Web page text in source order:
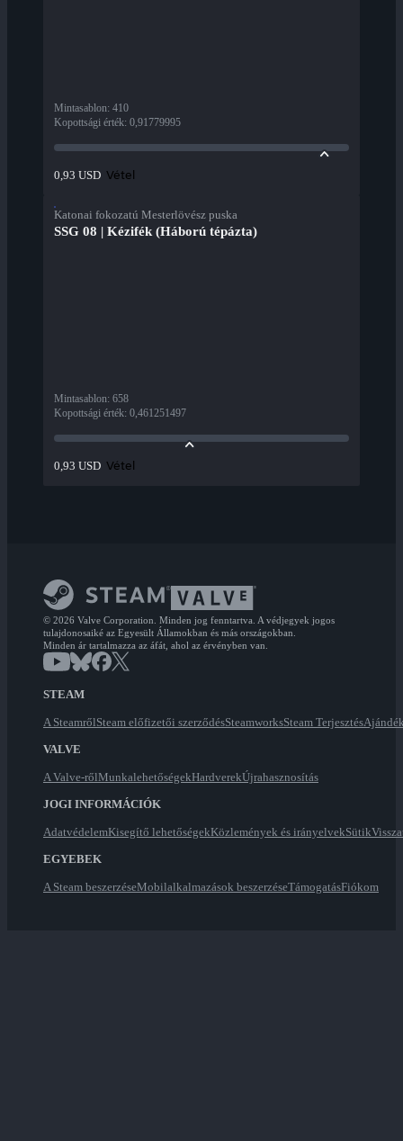
Mintasablon: 410
Kopottsági érték: 0,91779995
0,93 USD Vétel
Katonai fokozatú Mesterlövész puska
SSG 08 | Kézifék (Háború tépázta)
Mintasablon: 658
Kopottsági érték: 0,461251497
0,93 USD Vétel
© 2026 Valve Corporation. Minden jog fenntartva. A védjegyek jogos
tulajdonosaiké az Egyesült Államokban és más országokban.
Minden ár tartalmazza az áfát, ahol az érvényben van.
STEAM
A SteamrőlSteam előfizetői szerződésSteamworksSteam Terjesztés
VALVE
A Valve-rőlMunkalehetőségekHardverekÚjrahasznosítás
JOGI INFORMÁCIÓK
AdatvédelemKisegítő lehetőségekKözlemények és irányelvekSütik
EGYEBEK
A Steam beszerzéseMobilalkalmazások beszerzéseTámogatásFiókom